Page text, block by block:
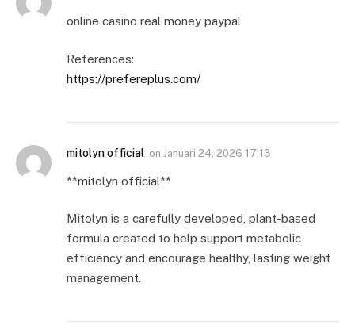
online casino real money paypal
References:
https://prefereplus.com/
mitolyn official on Januari 24, 2026 17:13
**mitolyn official**
Mitolyn is a carefully developed, plant-based
formula created to help support metabolic
efficiency and encourage healthy, lasting weight
management.